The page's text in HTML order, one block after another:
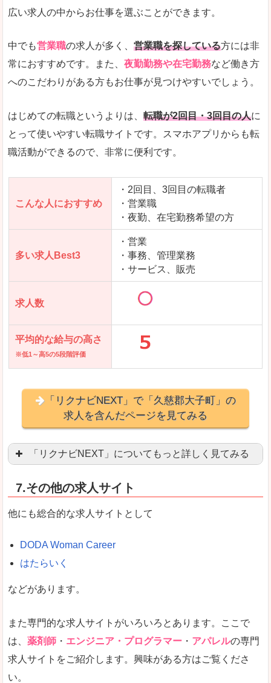
エンジニア職の求人においては、ほかにない専門
求人数が少ないので、逆に探しやすいといった一
求人を含んだページを見てみる
広い求人の中からお仕事を選ぶことができます。
中でも営業職の求人が多く、 営業職を探している方には非
常におすすめです。また、 夜勤勤務や在宅勤務など働き方
へのこだわりがある方もお仕事が見つけやすいでしょう。
はじめての転職というよりは、 転職が2回目・3回目の人に
とって使いやすい転職サイトです。スマホアプリからも転
職活動ができるので、非常に便利です。
こんな人におすすめ
・2回目、3回目の転職者
・営業職
・夜勤、在宅勤務希望の方
多い求人Best3
・営業
・事務、管理業務
・サービス、販売
求人数
平均的な給与の高さ
※低1～高5の5段階評価
「リクナビNEXT」で「久慈郡大子町」の
求人を含んだページを見てみる
「リクナビNEXT」についてもっと詳しく見てみる
良いところ
悪いところ
未経験 未経験の求人もあります
営業職を探している方にとっては、有利なサイト
7.その他の求人サイト
他にも総合的な求人サイトとして
DODA Woman Career
はたらいく
などがあります。
また専門的な求人サイトがいろいろとあります。ここで
は、 薬剤師 ・ エンジニア・プログラマー ・ アパレルの専門
求人サイトをご紹介します。興味がある方はご覧くださ
い。